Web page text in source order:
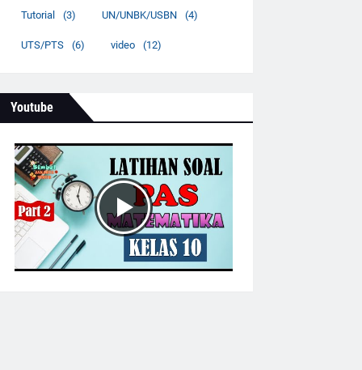
Tutorial (3) UN/UNBK/USBN (4)
UTS/PTS (6) video (12)
Youtube